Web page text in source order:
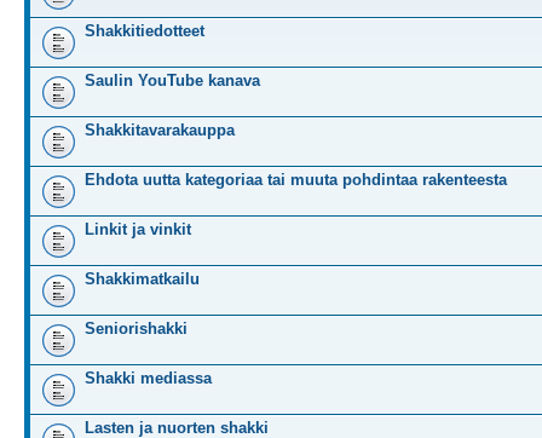
Shakkitiedotteet
Saulin YouTube kanava
Shakkitavarakauppa
Ehdota uutta kategoriaa tai muuta pohdintaa rakenteesta
Linkit ja vinkit
Shakkimatkailu
Seniorishakki
Shakki mediassa
Lasten ja nuorten shakki